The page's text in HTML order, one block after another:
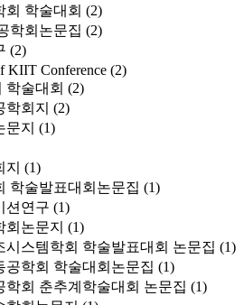
회 학술대회 (2)
학회논문집 (2)
(2)
KIIT Conference (2)
학술대회 (2)
회지 (2)
지 (1)
(1)
학술발표대회논문집 (1)
션연구 (1)
논문지 (1)
시스템학회 학술발표대회 논문집 (1)
공학회 학술대회논문집 (1)
학회 춘추계학술대회 논문집 (1)